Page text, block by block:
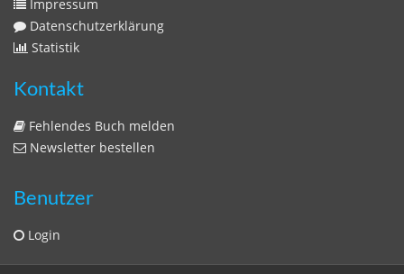
Sitemap